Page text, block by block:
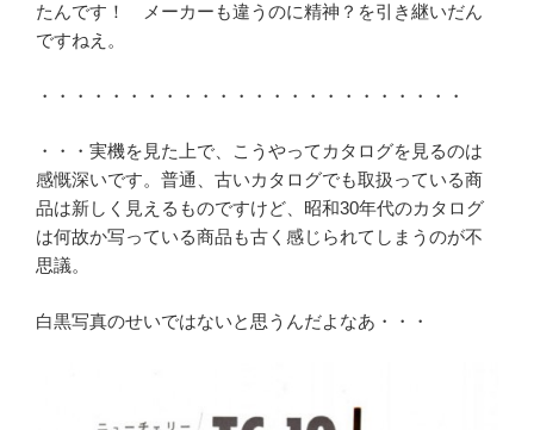
たんです！ メーカーも違うのに精神？を引き継いだん
ですねえ。
・・・・・・・・・・・・・・・・・・・・・・・・
・・・実機を見た上で、こうやってカタログを見るのは
感慨深いです。普通、古いカタログでも取扱っている商
品は新しく見えるものですけど、昭和30年代のカタログ
は何故か写っている商品も古く感じられてしまうのが不
思議。
白黒写真のせいではないと思うんだよなあ・・・